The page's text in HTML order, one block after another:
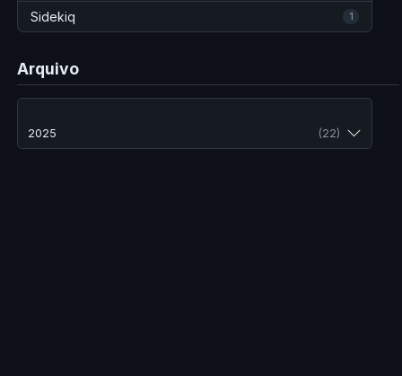
Sidekiq 1
Arquivo
2025 (22)